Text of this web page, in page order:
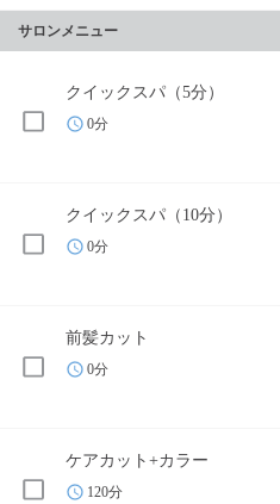
サロンメニュー
クイックスパ（5分）
0分
クイックスパ（10分）
0分
前髪カット
0分
ケアカット+カラー
120分